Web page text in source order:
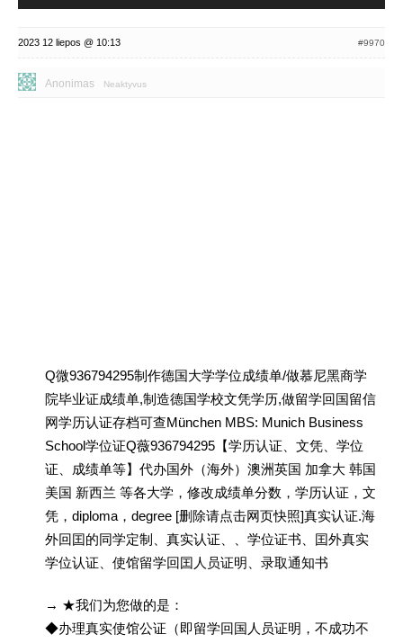
2023 12 liepos @ 10:13 #9970
Anonimas Neaktyvus
Q微936794295制作德国大学学位成绩单/做慕尼黑商学
院毕业证成绩单,制造德国学校文凭学历,做留学回国留信
网学历认证存档可查München MBS: Munich Business
School学位证Q薇936794295【学历认证、文凭、学位
证、成绩单等】代办国外（海外）澳洲英国 加拿大 韩国
美国 新西兰 等各大学，修改成绩单分数，学历认证，文
凭，diploma，degree [删除请点击网页快照]真实认证.海
外回囯的同学定制、真实认证、、学位证书、囯外真实
学位认证、使馆留学回囯人员证明、录取通知书
→ ★我们为您做的是：
◆办理真实使馆公证（即留学回国人员证明，不成功不